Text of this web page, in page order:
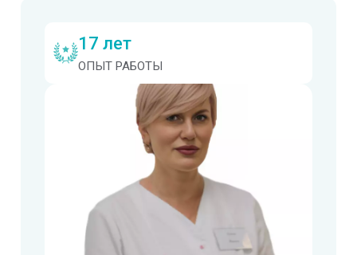
17 лет
ОПЫТ РАБОТЫ